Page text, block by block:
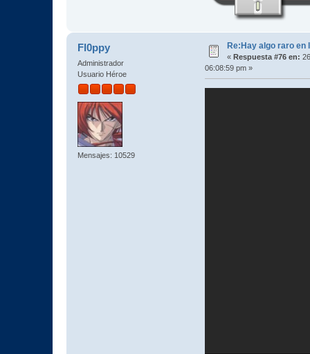
Fl0ppy
Administrador
Usuario Héroe
Mensajes: 10529
Re:Hay algo raro en
« Respuesta #76 en:
06:08:59 pm »